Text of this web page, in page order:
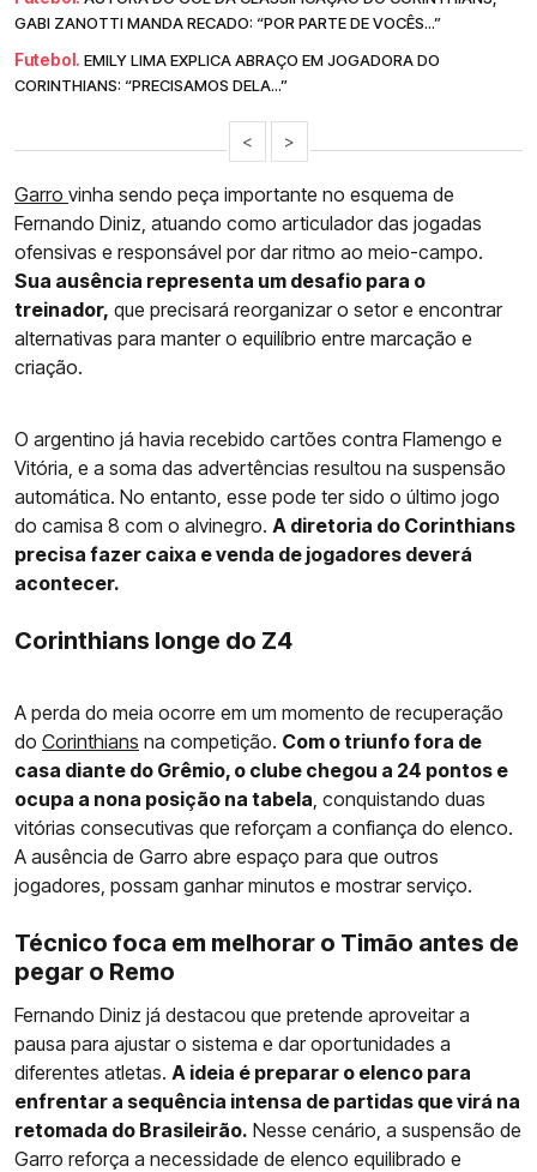
GABI ZANOTTI MANDA RECADO: “POR PARTE DE VOCÊS...”
Futebol. EMILY LIMA EXPLICA ABRAÇO EM JOGADORA DO
CORINTHIANS: “PRECISAMOS DELA...”
< >
Garro vinha sendo peça importante no esquema de
Fernando Diniz, atuando como articulador das jogadas
ofensivas e responsável por dar ritmo ao meio-campo.
Sua ausência representa um desafio para o
treinador, que precisará reorganizar o setor e encontrar
alternativas para manter o equilíbrio entre marcação e
criação.
O argentino já havia recebido cartões contra Flamengo e
Vitória, e a soma das advertências resultou na suspensão
automática. No entanto, esse pode ter sido o último jogo
do camisa 8 com o alvinegro. A diretoria do Corinthians
precisa fazer caixa e venda de jogadores deverá
acontecer.
Corinthians longe do Z4
A perda do meia ocorre em um momento de recuperação
do Corinthians na competição. Com o triunfo fora de
casa diante do Grêmio, o clube chegou a 24 pontos e
ocupa a nona posição na tabela , conquistando duas
vitórias consecutivas que reforçam a confiança do elenco.
A ausência de Garro abre espaço para que outros
jogadores, possam ganhar minutos e mostrar serviço.
Técnico foca em melhorar o Timão antes de
pegar o Remo
Fernando Diniz já destacou que pretende aproveitar a
pausa para ajustar o sistema e dar oportunidades a
diferentes atletas. A ideia é preparar o elenco para
enfrentar a sequência intensa de partidas que virá na
retomada do Brasileirão. Nesse cenário, a suspensão de
Garro reforça a necessidade de elenco equilibrado e